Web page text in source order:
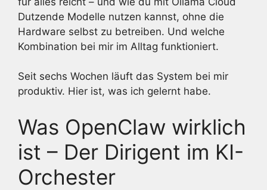
Dutzende Modelle nutzen kannst, ohne die
Hardware selbst zu betreiben. Und welche
Kombination bei mir im Alltag funktioniert.
Seit sechs Wochen läuft das System bei mir
produktiv. Hier ist, was ich gelernt habe.
Was OpenClaw wirklich
ist – Der Dirigent im KI-
Orchester